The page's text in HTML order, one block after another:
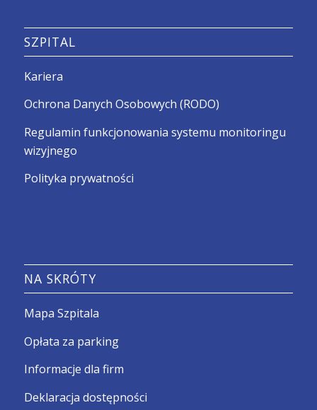
SZPITAL
Kariera
Ochrona Danych Osobowych (RODO)
Regulamin funkcjonowania systemu monitoringu
wizyjnego
Polityka prywatności
NA SKRÓTY
Mapa Szpitala
Opłata za parking
Informacje dla firm
Deklaracja dostępności